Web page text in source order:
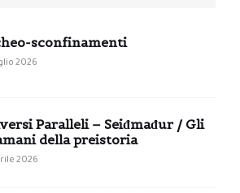
sconfinamenti
2026
Paralleli – Seiđmađur / Gli
della preistoria
2026